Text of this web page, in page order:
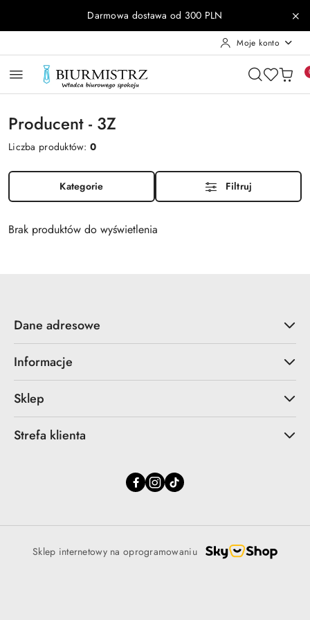
Przejdź do treści głównej
Przejdź do wyszukiwarki
Przejdź do moje konto
Przejdź do menu głównego
Przejdź do stopkiDarmowa dostawa od 300 PLN
Moje konto
Producent - 3Z
Liczba produktów:0
Kategorie Filtruj
Brak produktów do wyświetlenia
Dane adresowe
Informacje
Sklep
Strefa klienta
Sklep internetowy na oprogramowaniu